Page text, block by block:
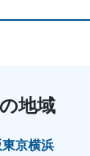
地域
東京横浜